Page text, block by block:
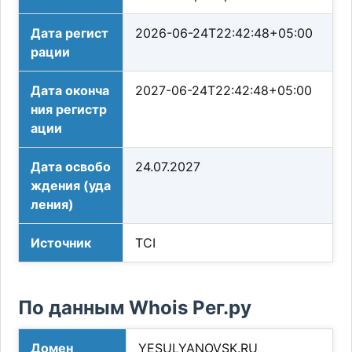
Дата регист
рации
2026-06-24T22:42:48+05:00
Дата оконча
ния регистр
ации
2027-06-24T22:42:48+05:00
Дата освобо
ждения (уда
ления)
24.07.2027
Источник TCI
По данным Whois Рег.ру
Домен YESULYANOVSK.RU